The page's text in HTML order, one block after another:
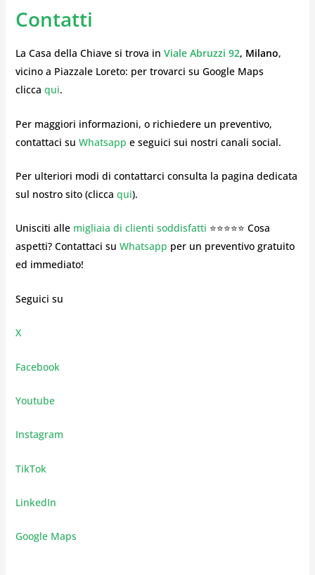
Contatti
La Casa della Chiave si trova in Viale Abruzzi 92, Milano,
vicino a Piazzale Loreto: per trovarci su Google Maps
clicca qui.
Per maggiori informazioni, o richiedere un preventivo,
contattaci su Whatsapp e seguici sui nostri canali social.
Per ulteriori modi di contattarci consulta la pagina dedicata
sul nostro sito (clicca qui).
Unisciti alle migliaia di clienti soddisfatti ⭐⭐⭐⭐⭐ Cosa
aspetti? Contattaci su Whatsapp per un preventivo gratuito
ed immediato!
Seguici su
X
Facebook
Youtube
Instagram
TikTok
LinkedIn
Google Maps